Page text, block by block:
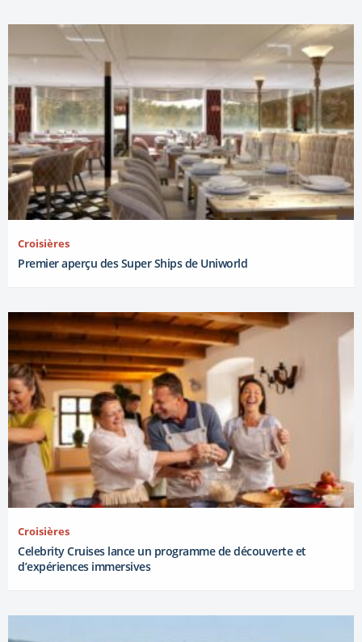
Croisières
Premier aperçu des Super Ships de Uniworld
Croisières
Celebrity Cruises lance un programme de découverte et
d’expériences immersives